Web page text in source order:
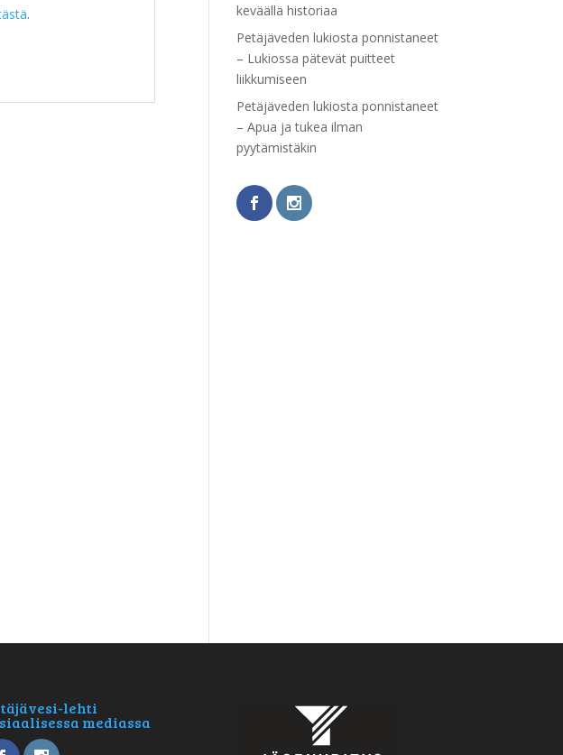
.
keväällä historiaa
Petäjäveden lukiosta ponnistaneet
– Lukiossa pätevät puitteet
liikkumiseen
Petäjäveden lukiosta ponnistaneet
– Apua ja tukea ilman
pyytämistäkin
lehti
mediassa